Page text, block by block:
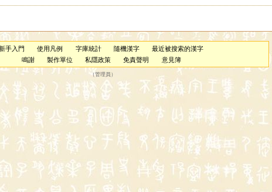
新手入門 使用凡例 字庫統計 隨機漢字
最近被搜索的漢字
鳴謝
製作單位 私隱政策 免責聲明 意見簿
（管理員 ）